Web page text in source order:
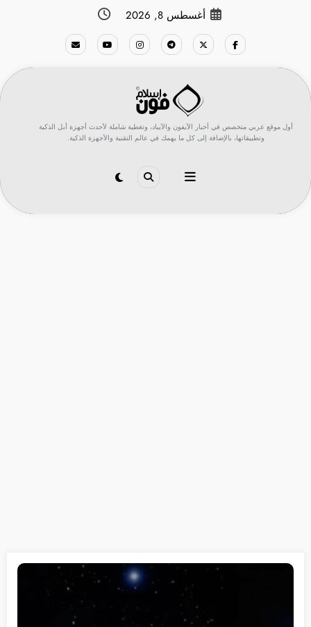
أغسطس 8, 2026
أول موقع عربي متخصص في أخبار الآيفون والآيباد، وتغطية شاملة لأحدث أجهزة أبل الذكية
وتطبيقاتها، بالإضافة إلى كل ما يهمك في عالم التقنية والأجهزة الذكية.